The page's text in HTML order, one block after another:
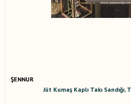
ŞENNUR
Jüt Kumaş Kaplı Takı Sandığı,